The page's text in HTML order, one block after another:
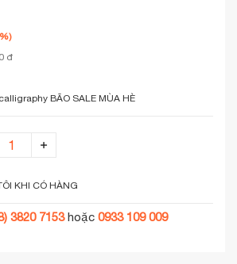
đ
BÃO SALE MÙA HÈ
KHI CÓ HÀNG
3820 7153hoặc 0933 109 009